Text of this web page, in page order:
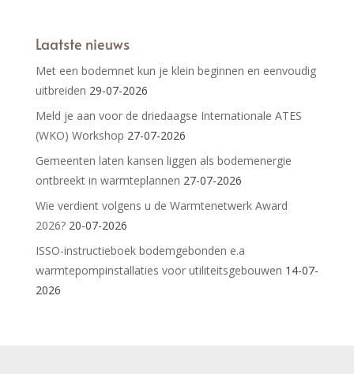
Laatste nieuws
Met een bodemnet kun je klein beginnen en eenvoudig
uitbreiden 29-07-2026
Meld je aan voor de driedaagse Internationale ATES
(WKO) Workshop 27-07-2026
Gemeenten laten kansen liggen als bodemenergie
ontbreekt in warmteplannen 27-07-2026
Wie verdient volgens u de Warmtenetwerk Award
2026? 20-07-2026
ISSO-instructieboek bodemgebonden e.a
warmtepompinstallaties voor utiliteitsgebouwen 14-07-
2026